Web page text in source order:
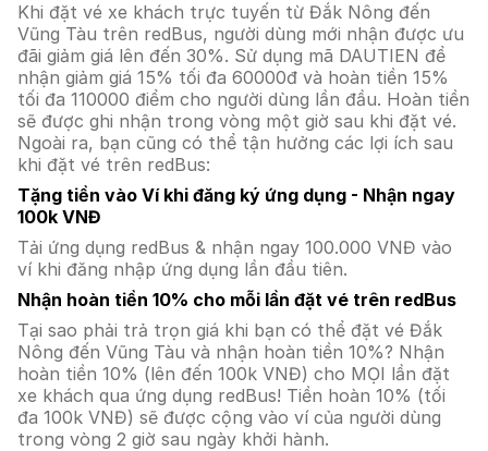
Khi đặt vé xe khách trực tuyến từ Đắk Nông đến
Vũng Tàu trên redBus, người dùng mới nhận được ưu
đãi giảm giá lên đến 30%. Sử dụng mã DAUTIEN để
nhận giảm giá 15% tối đa 60000đ và hoàn tiền 15%
tối đa 110000 điểm cho người dùng lần đầu. Hoàn tiền
sẽ được ghi nhận trong vòng một giờ sau khi đặt vé.
Ngoài ra, bạn cũng có thể tận hưởng các lợi ích sau
khi đặt vé trên redBus:
Tặng tiền vào Ví khi đăng ký ứng dụng - Nhận ngay
100k VNĐ
Tải ứng dụng redBus & nhận ngay 100.000 VNĐ vào
ví khi đăng nhập ứng dụng lần đầu tiên.
Nhận hoàn tiền 10% cho mỗi lần đặt vé trên redBus
Tại sao phải trả trọn giá khi bạn có thể đặt vé Đắk
Nông đến Vũng Tàu và nhận hoàn tiền 10%? Nhận
hoàn tiền 10% (lên đến 100k VNĐ) cho MỌI lần đặt
xe khách qua ứng dụng redBus! Tiền hoàn 10% (tối
đa 100k VNĐ) sẽ được cộng vào ví của người dùng
trong vòng 2 giờ sau ngày khởi hành.